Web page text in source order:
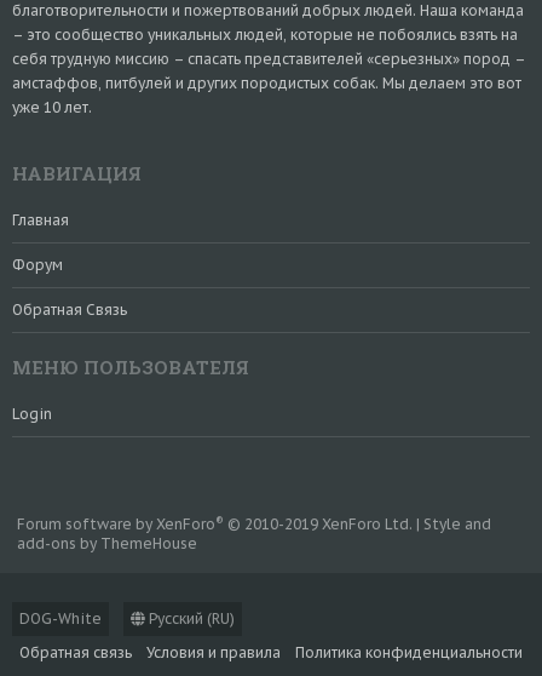
благотворительности и пожертвований добрых людей. Наша команда
– это сообщество уникальных людей, которые не побоялись взять на
себя трудную миссию – спасать представителей «серьезных» пород –
амстаффов, питбулей и других породистых собак. Мы делаем это вот
уже 10 лет.
НАВИГАЦИЯ
Главная
Форум
Обратная Связь
МЕНЮ ПОЛЬЗОВАТЕЛЯ
Login
DOG-White
Русский (RU)
Обратная связь
Условия и правила Политика конфиденциальности
Forum software by XenForo® © 2010-2019 XenForo Ltd. | Style and
add-ons by ThemeHouse